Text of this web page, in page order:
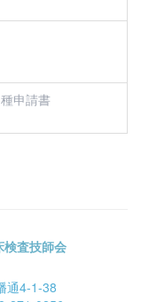
申請書
検査技師会
通4-1-38